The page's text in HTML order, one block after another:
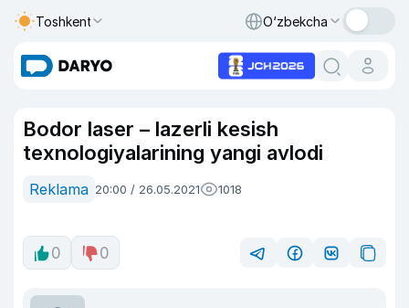
Toshkent O‘zbekcha
Bodor laser – lazerli kesish
texnologiyalarining yangi avlodi
Reklama 20:00 / 26.05.2021 1018
0 0